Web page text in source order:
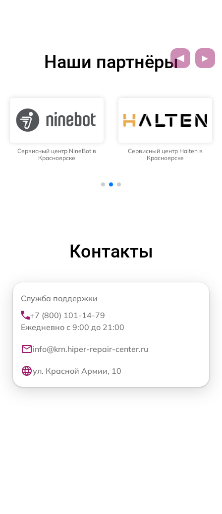
Наши партнёры
Сервисный центр NineBot в
Красноярске
Сервисный центр Halten в
Красноярске
Контакты
Служба поддержки
+7 (800) 101-14-79
Ежедневно с 9:00 до 21:00
info@krn.hiper-repair-center.ru
ул. Красной Армии, 10